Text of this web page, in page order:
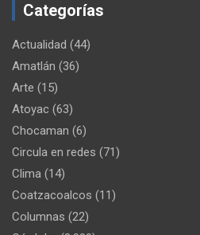
Categorías
Actualidad (44)
Amatlán (36)
Arte (15)
Atoyac (63)
Chocaman (6)
Circula en redes (71)
Clima (14)
Coatzacoalcos (11)
Columnas (22)